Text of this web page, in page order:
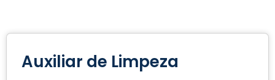
Auxiliar de Limpeza